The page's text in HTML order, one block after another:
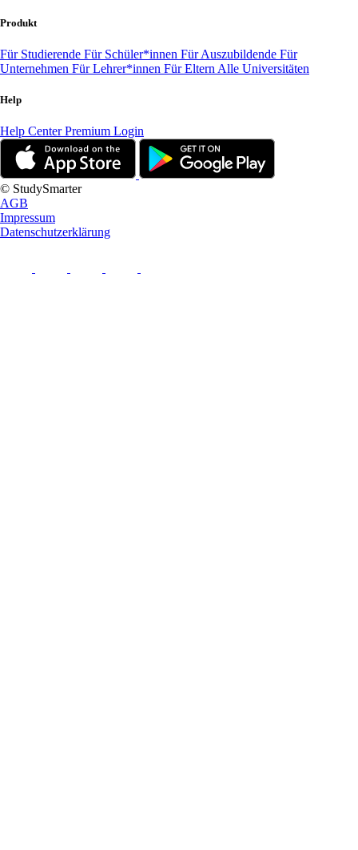
Produkt
Für Studierende Für Schüler*innen Für Auszubildende Für
Unternehmen Für Lehrer*innen Für Eltern Alle Universitäten
Help
Help CenterPremium Login
© StudySmarter
AGB
Impressum
Datenschutzerklärung